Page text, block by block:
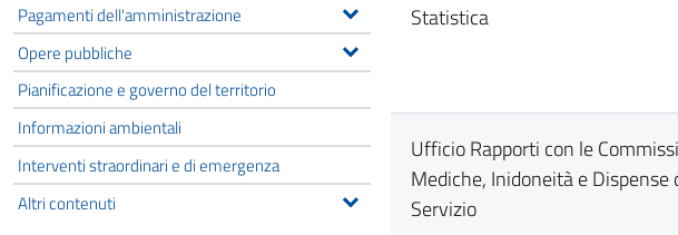
Pagamenti dell'amministrazione
Opere pubbliche
Pianificazione e governo del territorio
Informazioni ambientali
Interventi straordinari e di emergenza
Altri contenuti
Statistica
Ufficio Rapporti con le
Mediche, Inidoneità e Dispense
Servizio